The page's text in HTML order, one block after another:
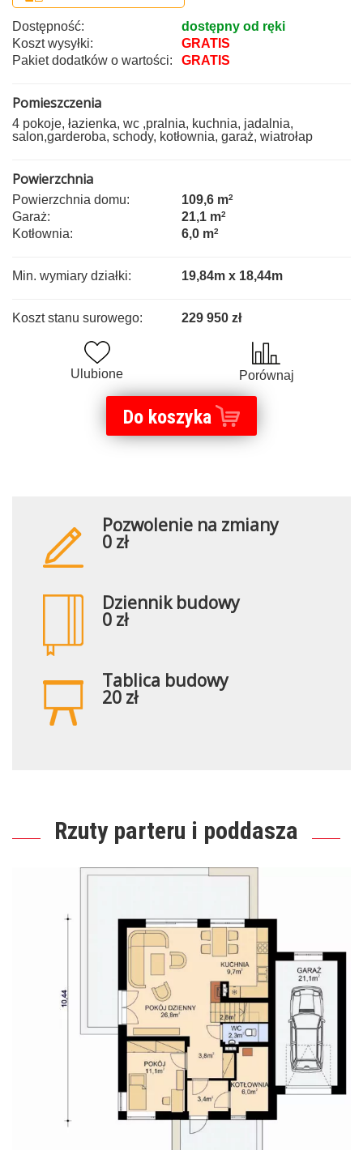
Dostępność:
dostępny od ręki
Koszt wysyłki:
GRATIS
Pakiet dodatków o wartości:
GRATIS
Pomieszczenia
4 pokoje, łazienka, wc ,pralnia, kuchnia, jadalnia,
salon,garderoba, schody, kotłownia, garaż, wiatrołap
Powierzchnia
Powierzchnia domu: 109,6 m2
Garaż: 21,1 m2
Kotłownia: 6,0 m2
Min. wymiary działki: 19,84m x 18,44m
Koszt stanu surowego: 229 950 zł
Do koszyka
Ulubione Porównaj
Pozwolenie na zmiany
0 zł
Dziennik budowy
0 zł
Tablica budowy
20 zł
Rzuty parteru i poddasza